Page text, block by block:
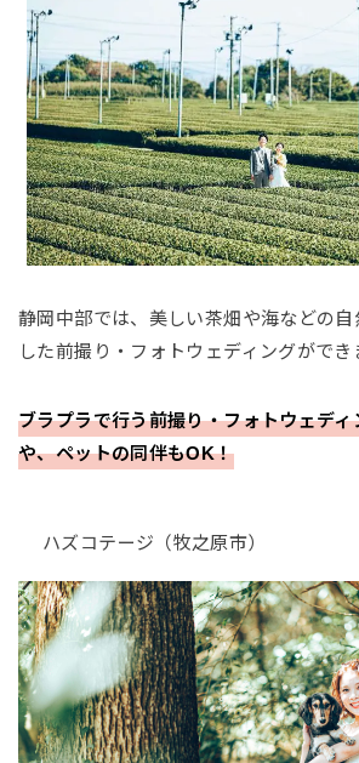
静岡中部では、美しい茶畑や海などの
した前撮り・フォトウェディングができ
ブラプラで行う前撮り・フォトウェデ
や、ペットの同伴もOK！
ハズコテージ（牧之原市）